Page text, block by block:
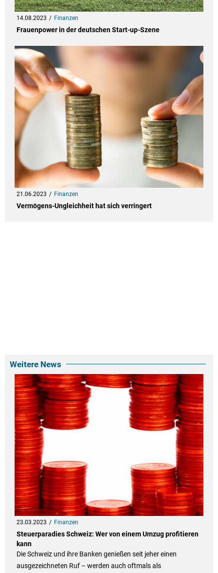
14.08.2023 Finanzen
Frauenpower in der deutschen Start-up-Szene
21.06.2023 Finanzen
Vermögens-Ungleichheit hat sich verringert
Weitere News
23.03.2023 Finanzen
Steuerparadies Schweiz: Wer von einem Umzug profitieren
kann
Die Schweiz und ihre Banken genießen seit jeher einen
ausgezeichneten Ruf – werden auch oftmals als